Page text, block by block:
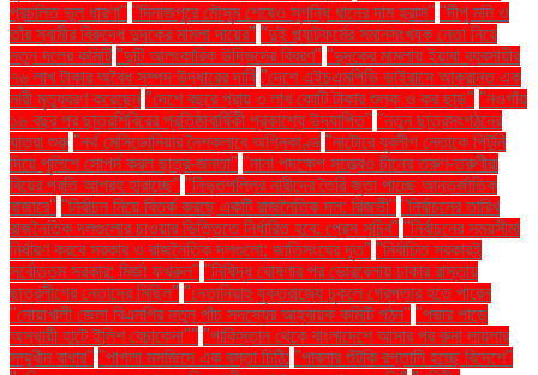
প্রচলিত ভুল ধারণা" "দিনাজপুরে মৌসুম শেষেও সুগন্ধি ধানের দাম হ্রাস" "দীপু মনি ও
তাঁর স্বামীর বিরুদ্ধে দুদকের মামলা দায়ের" "দুই প্ল্যাটফর্মের সমানসংখ্যক নেতা নিয়ে
নতুন দলের কমিটি "দুটি আলংকারিক উদ্ভিদের বিবরণ" "দুদকের মামলায় ইয়াবা ব্যবসায়ীর
৭৬ লাখ টাকার অবৈধ সম্পদ উদ্ধারের দাবি "দেশে এইচএমপিভি ভাইরাসে আক্রান্ত এক
নারী মৃত্যুবরণ করেছেন "দেশে বছরে প্রায় ৩ লাখ কোটি টাকার শুল্ক ও কর ছাড়" "নওগাঁয়
১৬ বছর পর ছাত্রশিবিরের প্রতিষ্ঠাবার্ষিকী প্রকাশ্যে উদযাপিত" "নতুন ছাত্রসংগঠনের
যাত্রা শুরু "নর্থ মেসিডোনিয়ার নৈশক্লাবে অগ্নিকাণ্ড "নাটোরে যুবলীগ নেতাকে পিটুনি
দিয়ে পুলিশে সোপর্দ করল ছাত্র-জনতা" "নানা পদক্ষেপ সত্ত্বেও চীনের তরুণ-তরুণীরা
বিয়ের প্রতি আগ্রহ হারাচ্ছে" "নিভৃতপল্লির নারীদের তৈরি জুতা পাচ্ছে আন্তর্জাতিক
বাজারে" "নির্বাচন নিয়ে বিতর্ক করছে একটি রাজনৈতিক দল: রিজভী" "নির্বাচনের তারিখ
রাজনৈতিক দলগুলোর চাওয়ার ভিত্তিতে নির্ধারিত হবে: প্রেস সচিব" "নির্বাচনের সময়সীমা
নির্ধারণ করবে সরকার ও রাজনৈতিক দলগুলো: জাতিসংঘের দূত" "নির্বাচিত সরকারই
সর্বোত্তম সরকার: মির্জা ফখরুল" "নিষিদ্ধ ঘোষণার পর ভোরবেলায় ঢাকার রাস্তায়
ছাত্রলীগের নেতাদের মিছিল" "নেতানিয়াহু যুক্তরাজ্যে ঢুকলে গ্রেপ্তার হতে পারেন
"নোয়াখালী জেলা বিএনপির নতুন পাঁচ সদস্যের আহ্বায়ক কমিটি গঠন" "পদ্মার পাড়ে
অস্থায়ী হাটে ইলিশ বেচাকেনা"'' "পাকিস্তান থেকে বাংলাদেশে আসার পর রুনা লায়লার
সম্মুখীন বাধার" "পাগলা মসজিদে এক বস্তা চিঠি: "পাবনার শুঁটকি রপ্তানি হচ্ছে বিদেশে"